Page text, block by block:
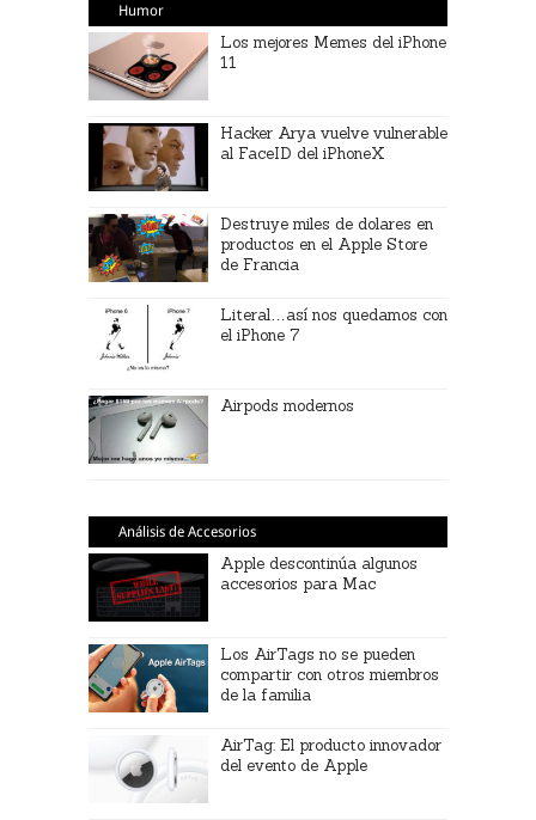
Humor
Los mejores Memes del iPhone
11
Hacker Arya vuelve vulnerable
al FaceID del iPhoneX
Destruye miles de dolares en
productos en el Apple Store
de Francia
Literal…así nos quedamos con
el iPhone 7
Airpods modernos
Análisis de Accesorios
Apple descontinúa algunos
accesorios para Mac
Los AirTags no se pueden
compartir con otros miembros
de la familia
AirTag: El producto innovador
del evento de Apple